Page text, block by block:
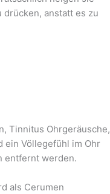
drücken, anstatt es zu
Tinnitus Ohrgeräusche,
ein Völlegefühl im Ohr
entfernt werden.
als Cerumen